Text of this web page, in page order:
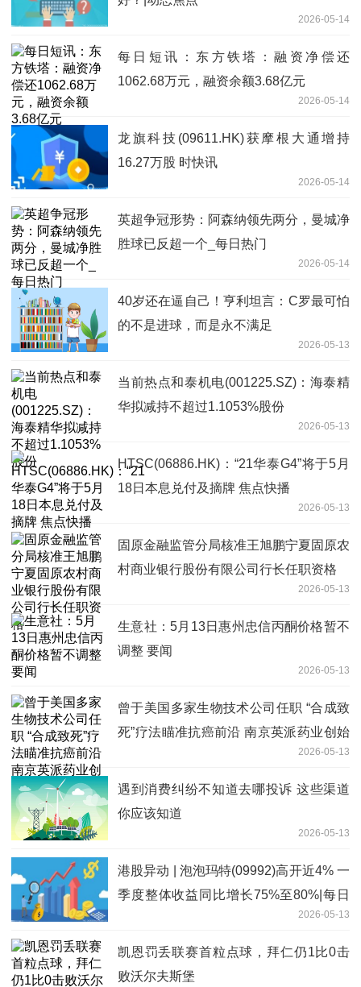
2026-05-14
每日短讯：东方铁塔：融资净偿还
1062.68万元，融资余额3.68亿元
2026-05-14
龙旗科技(09611.HK)获摩根大通增持
16.27万股 时快讯
2026-05-14
英超争冠形势：阿森纳领先两分，曼城净
胜球已反超一个_每日热门
2026-05-14
40岁还在逼自己！亨利坦言：C罗最可怕
的不是进球，而是永不满足
2026-05-13
当前热点和泰机电(001225.SZ)：海泰精
华拟减持不超过1.1053%股份
2026-05-13
HTSC(06886.HK)：“21华泰G4”将于5月
18日本息兑付及摘牌 焦点快播
2026-05-13
固原金融监管分局核准王旭鹏宁夏固原农
村商业银行股份有限公司行长任职资格
2026-05-13
生意社：5月13日惠州忠信丙酮价格暂不
调整 要闻
2026-05-13
曾于美国多家生物技术公司任职 “合成致
死”疗法瞄准抗癌前沿 南京英派药业创始
2026-05-13
遇到消费纠纷不知道去哪投诉 这些渠道
你应该知道
2026-05-13
港股异动 | 泡泡玛特(09992)高开近4% 一
季度整体收益同比增长75%至80%|每日
2026-05-13
凯恩罚丢联赛首粒点球，拜仁仍1比0击
败沃尔夫斯堡